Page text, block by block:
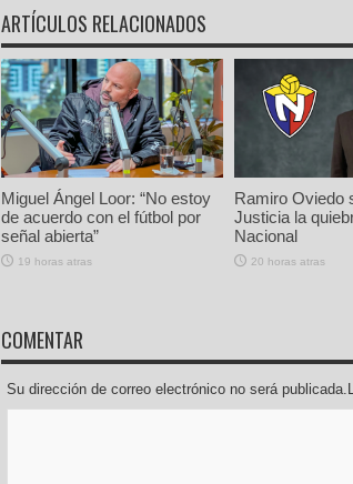
ARTÍCULOS RELACIONADOS
Miguel Ángel Loor: “No estoy
de acuerdo con el fútbol por
señal abierta”
19 horas atras
Ramiro Oviedo
Justicia la
Nacional
20 horas atras
COMENTAR
Su dirección de correo electrónico no será